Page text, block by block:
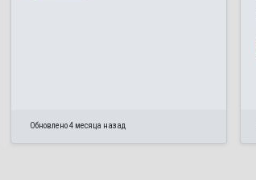
Обновлено 4 месяца назад